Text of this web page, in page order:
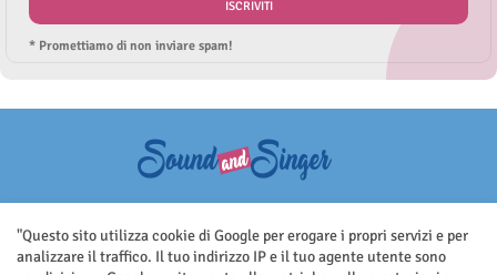
* Promettiamo di non inviare spam!
aggiornato senza nessuna periodicità. Non può pertanto considerarsi
un prodotto editoriale ai sensi della legge n.62 del 7.03.2001
"Questo sito utilizza cookie di Google per erogare i propri servizi e per
analizzare il traffico. Il tuo indirizzo IP e il tuo agente utente sono